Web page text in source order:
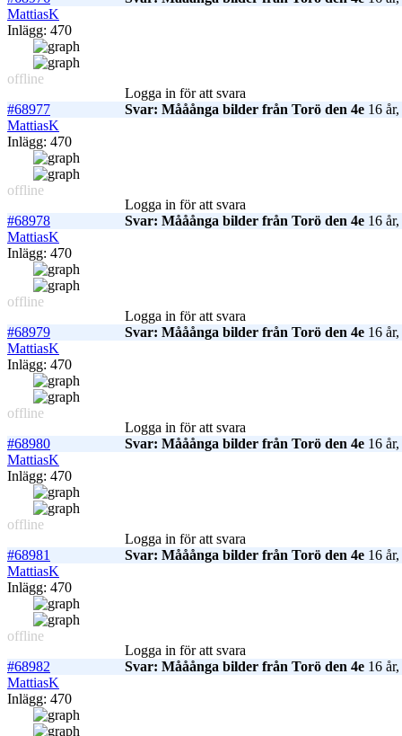
MattiasK
Inlägg: 470
offline
Logga in för att svara
#68977
Svar: Mååånga bilder från Torö den 4e 16
MattiasK
Inlägg: 470
offline
Logga in för att svara
#68978
Svar: Mååånga bilder från Torö den 4e 16
MattiasK
Inlägg: 470
offline
Logga in för att svara
#68979
Svar: Mååånga bilder från Torö den 4e 16
MattiasK
Inlägg: 470
offline
Logga in för att svara
#68980
Svar: Mååånga bilder från Torö den 4e 16
MattiasK
Inlägg: 470
offline
Logga in för att svara
#68981
Svar: Mååånga bilder från Torö den 4e 16
MattiasK
Inlägg: 470
offline
Logga in för att svara
#68982
Svar: Mååånga bilder från Torö den 4e 16
MattiasK
Inlägg: 470